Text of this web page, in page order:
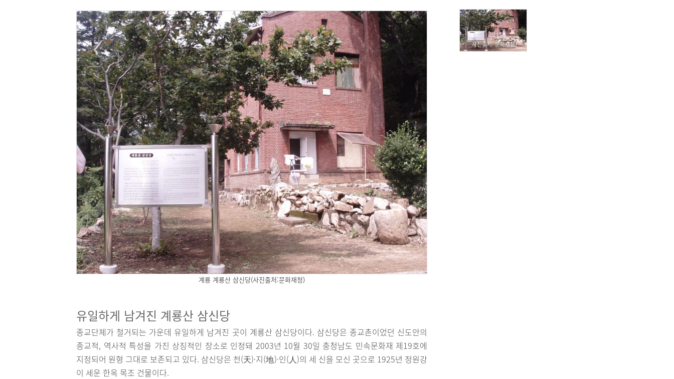
계룡 계룡산 삼신당(사진출처:문화재청)
유일하게 남겨진 계룡산 삼신당
종교단체가 철거되는 가운데 유일하게 남겨진 곳이 계룡산 삼신당이다. 삼신당은 종교촌이었던 신도안의
종교적, 역사적 특성을 가진 상징적인 장소로 인정돼 2003년 10월 30일 충청남도 민속문화재 제19호에
지정되어 원형 그대로 보존되고 있다. 삼신당은 천(天)·지(地)·인(人)의 세 신을 모신 곳으로 1925년 정원강
이 세운 한옥 목조 건물이다.
사진출처: 문화재청